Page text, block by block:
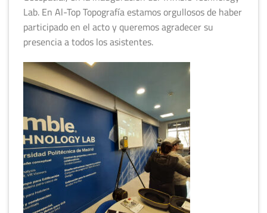
Lab. En Al-Top Topografía estamos orgullosos de haber
participado en el acto y queremos agradecer su
presencia a todos los asistentes.